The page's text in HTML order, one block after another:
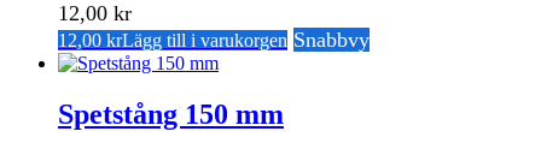
12,00 kr
12,00 krLägg till i varukorgen Snabbvy
Spetstång 150 mm